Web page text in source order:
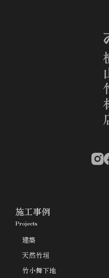
施工事例
Projects
建築
天然竹垣
竹小舞下地